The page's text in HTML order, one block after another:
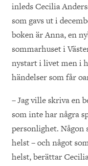
inleds Cecilia
som gavs ut i
boken är Anna, en
sommarhuset i
nystart i livet men i
händelser som får
– Jag ville skriva en
som inte har några
personlighet. Någon
helst – och något
helst, berättar